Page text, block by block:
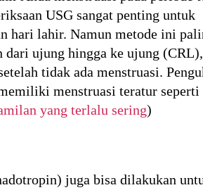
USG sangat penting untuk
hari lahir. Namun metode ini
dari ujung hingga ke ujung (CRL),
tidak ada menstruasi.
menstruasi teratur seperti
yang terlalu sering)
juga bisa dilakukan